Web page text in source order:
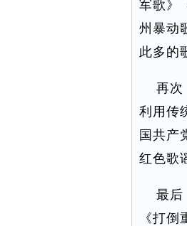
军歌》
州暴动
此多的
再次
利用传
国共产
红色歌
最后
《打